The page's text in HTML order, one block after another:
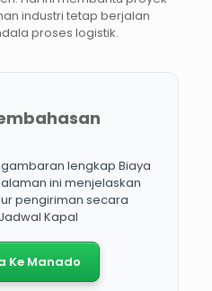
industri tetap berjalan
proses logistik.
lengkap Biaya
ini menjelaskan
pengiriman secara
Kapal
Ke Manado